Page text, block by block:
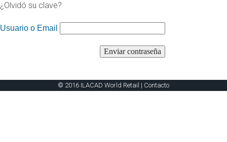
¿Olvidó su clave?
Usuario o Email
© 2016 ILACAD World Retail | Contacto